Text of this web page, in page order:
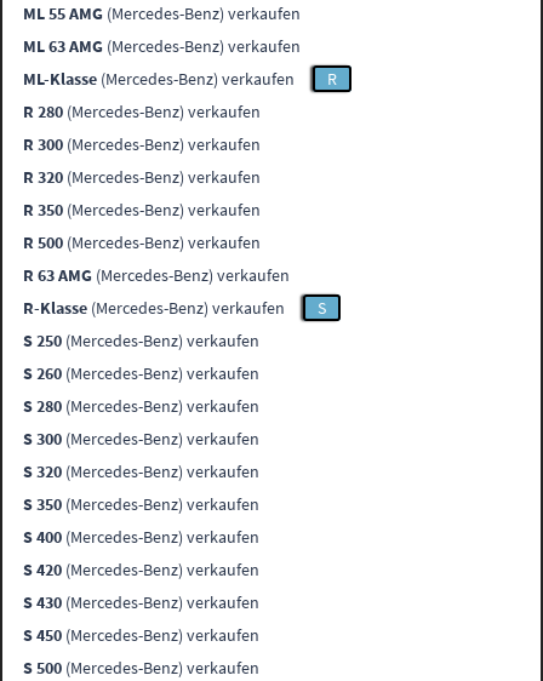
ML 55 AMG (Mercedes-Benz) verkaufen
ML 63 AMG (Mercedes-Benz) verkaufen
ML-Klasse (Mercedes-Benz) verkaufen
R
R 280 (Mercedes-Benz) verkaufen
R 300 (Mercedes-Benz) verkaufen
R 320 (Mercedes-Benz) verkaufen
R 350 (Mercedes-Benz) verkaufen
R 500 (Mercedes-Benz) verkaufen
R 63 AMG (Mercedes-Benz) verkaufen
R-Klasse (Mercedes-Benz) verkaufen
S
S 250 (Mercedes-Benz) verkaufen
S 260 (Mercedes-Benz) verkaufen
S 280 (Mercedes-Benz) verkaufen
S 300 (Mercedes-Benz) verkaufen
S 320 (Mercedes-Benz) verkaufen
S 350 (Mercedes-Benz) verkaufen
S 400 (Mercedes-Benz) verkaufen
S 420 (Mercedes-Benz) verkaufen
S 430 (Mercedes-Benz) verkaufen
S 450 (Mercedes-Benz) verkaufen
S 500 (Mercedes-Benz) verkaufen